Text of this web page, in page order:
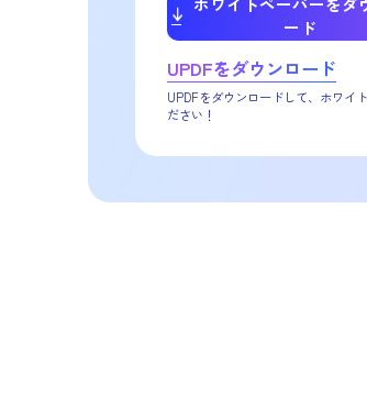
法律事務所が法的
世界中の多くの裁判
います。適切なツー
きます。本ホワイ
ます。 ここで学べ
· 電子提出から電子